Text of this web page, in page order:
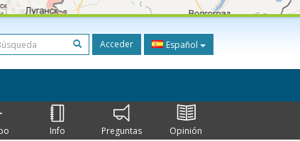
Acceder Español
Info Preguntas Opinión